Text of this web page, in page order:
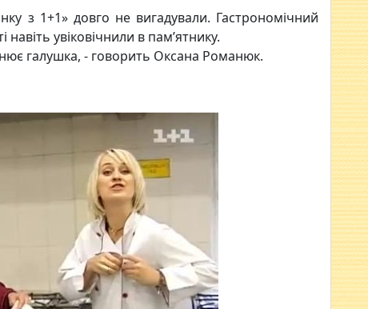
з 1+1» довго не вигадували. Гастрономічний
увіковічнили в пам’ятнику.
галушка, - говорить Оксана Романюк.